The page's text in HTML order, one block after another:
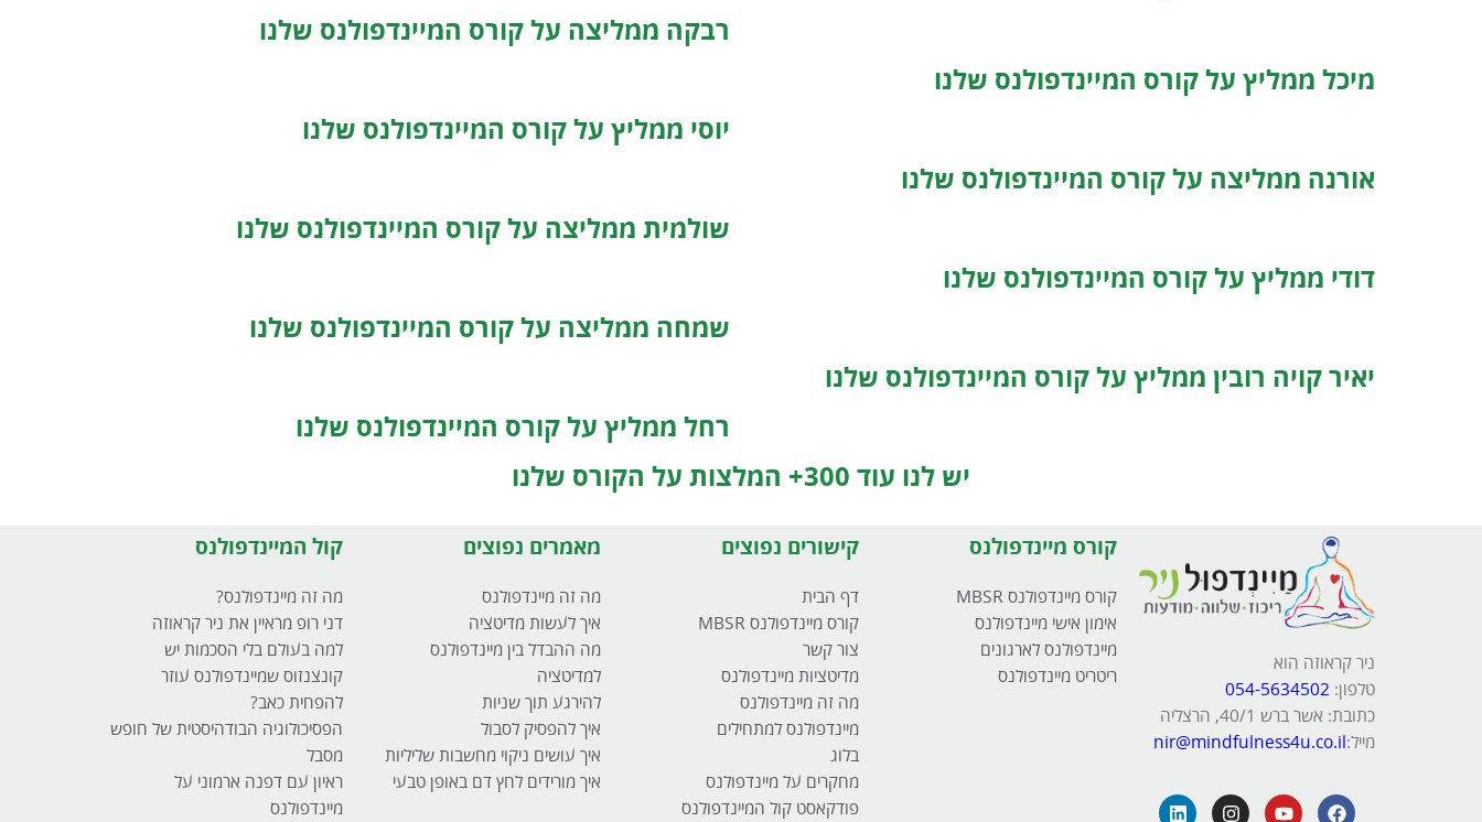
רבקה ממליצה על קורס המיינדפולנס שלנו
מיכל ממליץ על קורס המיינדפולנס שלנו
יוסי ממליץ על קורס המיינדפולנס שלנו
אורנה ממליצה על קורס המיינדפולנס שלנו
שולמית ממליצה על קורס המיינדפולנס שלנו
דודי ממליץ על קורס המיינדפולנס שלנו
שמחה ממליצה על קורס המיינדפולנס שלנו
יאיר קויה רובין ממליץ על קורס המיינדפולנס שלנו
רחל ממליץ על קורס המיינדפולנס שלנו
יש לנו עוד 300+ המלצות על הקורס שלנו
ניר קראוזה הוא
טלפון:
כתובת: אשר ברש 40/1, הרצליה
מייל:nir@mindfulness4u.co.il
קורס מיינדפולנס
קורס מיינדפולנס MBSR
אימון אישי מיינדפולנס
מיינדפולנס לארגונים
ריטריט מיינדפולנס
קישורים נפוצים
דף הבית
קורס מיינדפולנס MBSR
צור קשר
מדיטציות מיינדפולנס
מה זה מיינדפולנס
מיינדפולנס למתחילים
בלוג
מחקרים על מיינדפולנס
פודקאסט קול המיינדפולנס
מאמרים נפוצים
מה זה מיינדפולנס
איך לעשות מדיטציה
מה ההבדל בין מיינדפולנס
למדיטציה
להירגע תוך שניות
איך להפסיק לסבול
איך עושים ניקוי מחשבות שליליות
איך מורידים לחץ דם באופן טבעי
קול המיינדפולנס
מה זה מיינדפולנס?
דני רופ מראיין את ניר קראוזה
למה בעולם בלי הסכמות יש
קונצנזוס שמיינדפולנס עוזר
להפחית כאב?
הפסיכולוגיה הבודהיסטית של חופש
מסבל
ראיון עם דפנה ארמוני על
מיינדפולנס